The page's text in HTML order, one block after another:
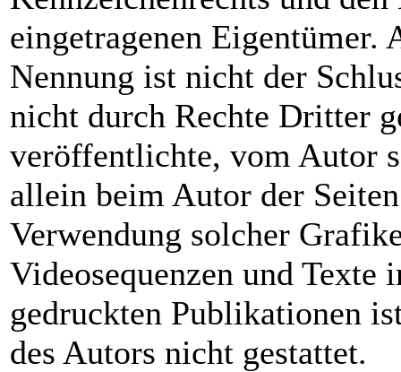
eingetragenen
Nennung ist nicht der
nicht durch Rechte Dritter
veröffentlichte, vom Autor
allein beim Autor der
Verwendung solcher
Videosequenzen und Texte
gedruckten Publikationen
des Autors nicht gestattet.